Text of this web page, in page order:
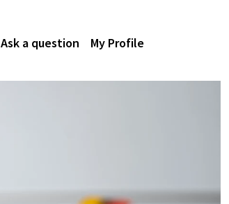
Ask a question My Profile